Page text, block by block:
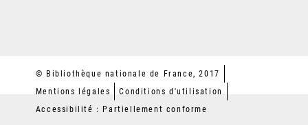
© Bibliothèque nationale de France, 2017
Mentions légales
Conditions d'utilisation
Accessibilité : Partiellement conforme